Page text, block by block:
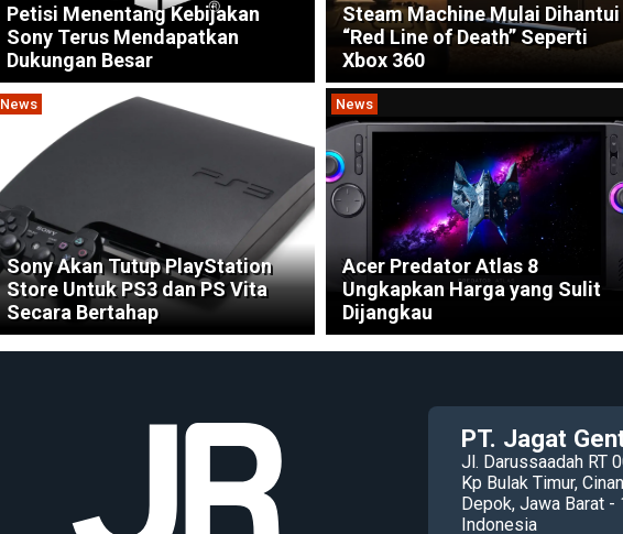
Petisi Menentang Kebijakan
Sony Terus Mendapatkan
Dukungan Besar
Steam Machine Mulai Dihantui
“Red Line of Death” Seperti
Xbox 360
News
Sony Akan Tutup PlayStation
Store Untuk PS3 dan PS Vita
Secara Bertahap
News
Acer Predator Atlas 8
Ungkapkan Harga yang Sulit
Dijangkau
PT. Jagat
Jl. Darussaadah RT
Kp Bulak Timur,
Depok, Jawa Barat -
Indonesia